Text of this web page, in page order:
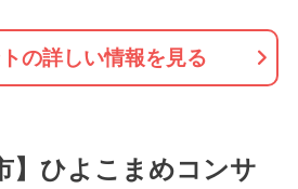
の詳しい情報を見る
】ひよこまめコンサ